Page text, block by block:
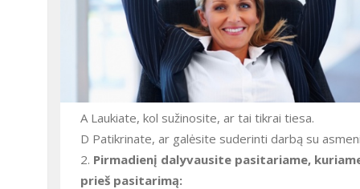
A Laukiate, kol sužinosite, ar tai tikrai tiesa.
D Patikrinate, ar galėsite suderinti darbą su
2. Pirmadienį dalyvausite pasitariame,
prieš pasitarimą: